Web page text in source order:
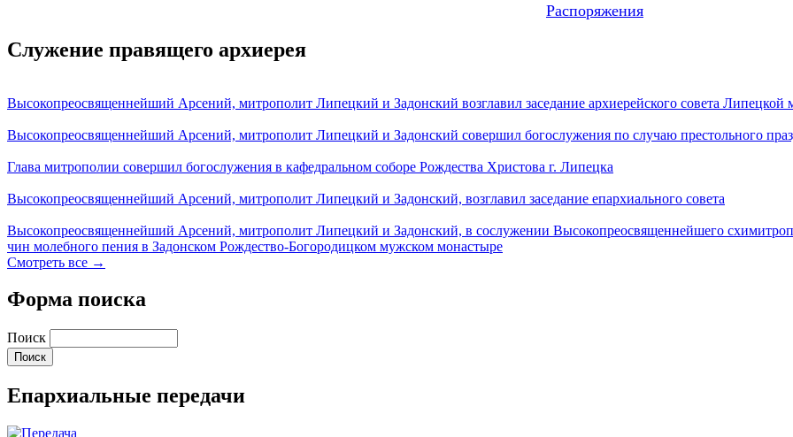
Распоряжения
Служение правящего архиерея
Высокопреосвященнейший Арсений, митрополит Липецкий и Задонский возглавил заседание архиерейского совета Липецкой
Высокопреосвященнейший Арсений, митрополит Липецкий и Задонский совершил богослужения по случаю престольного
Глава митрополии совершил богослужения в кафедральном соборе Рождества Христова г. Липецка
Высокопреосвященнейший Арсений, митрополит Липецкий и Задонский, возглавил заседание епархиального совета
Высокопреосвященнейший Арсений, митрополит Липецкий и Задонский, в сослужении Высокопреосвященнейшего
чин молебного пения в Задонском Рождество-Богородицком мужском монастыре
Смотреть все →
Форма поиска
Поиск
Епархиальные передачи